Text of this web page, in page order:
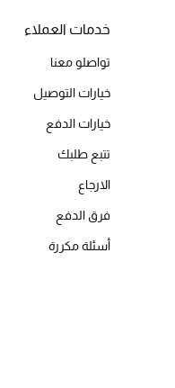
خدمات العملاء
تواصلو معنا
خيارات التوصيل
خيارات الدفع
تتبع طلبك
الارجاع
فرق الدفع
أسئلة مكررة